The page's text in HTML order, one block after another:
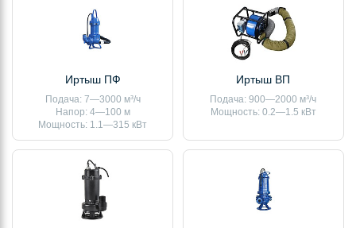
Иртыш ПФ
Подача: 7—3000 м³/ч
Напор: 4—100 м
Мощность: 1.1—315 кВт
Иртыш ВП
Подача: 900—2000 м³/ч
Мощность: 0.2—1.5 кВт